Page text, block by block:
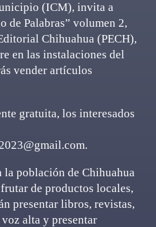
(ICM), invita a
de Palabras” volumen 2,
Chihuahua (PECH),
en las instalaciones del
vender artículos
gratuita, los interesados
la población de Chihuahua
de productos locales,
presentar libros, revistas,
alta y presentar